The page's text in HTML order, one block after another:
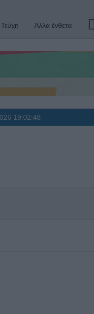
Τεύχη Άλλα ένθετα
19:02:48